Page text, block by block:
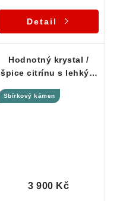
Detail
Hodnotný krystal /
špice citrínu s lehkým
Sbírkový kámen
3 900 Kč